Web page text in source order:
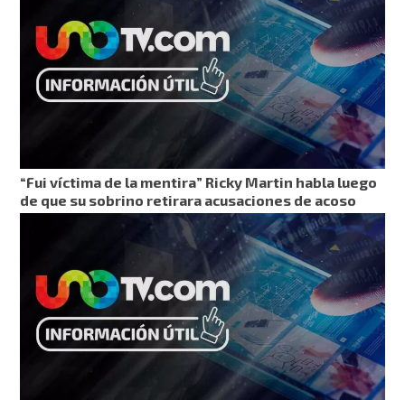
“Fui víctima de la mentira” Ricky Martin habla luego
de que su sobrino retirara acusaciones de acoso